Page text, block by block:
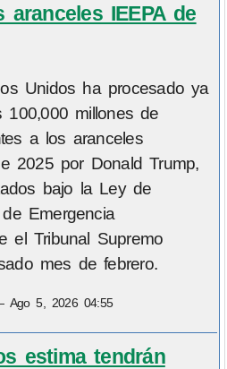
IEEPA de
Unidos ha procesado ya
millones de
a los aranceles
2025 por Donald Trump,
bajo la Ley de
Emergencia
el Tribunal Supremo
mes de febrero.
Ago 5, 2026 04:55
estima tendrán